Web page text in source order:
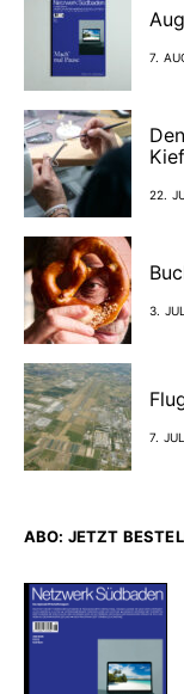
7.
22.
3.
7.
ABO: JETZT